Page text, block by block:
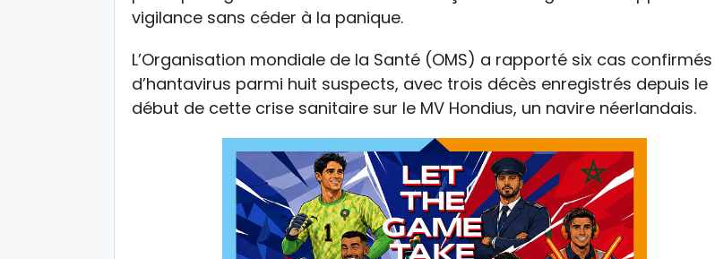
vigilance sans céder à la panique.
L’Organisation mondiale de la Santé (OMS) a rapporté six cas confirmés
d’hantavirus parmi huit suspects, avec trois décès enregistrés depuis le
début de cette crise sanitaire sur le MV Hondius, un navire néerlandais.